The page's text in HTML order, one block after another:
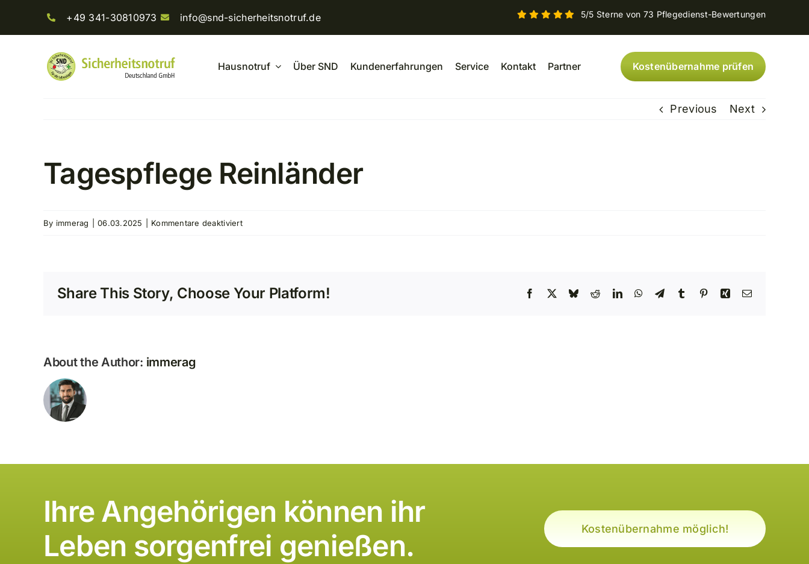
+49 341-30810973 info@snd-sicherheitsnotruf.de 5/5 Sterne von 73 Pflegedienst-Bewertungen
Hausnotruf Über SND Kundenerfahrungen Service Kontakt Partner Kostenübernahme prüfen
Previous Next
Tagespflege Reinländer
By immerag 06.03.2025 Kommentare deaktiviertfür
Share This Story, Choose Your Platform! Facebook
X BlueskyRedditLinkedInWhatsApp
TelegramTumblrPinterestXingEmail
About the Author: immerag
Ihre Angehörigen können ihr
Leben sorgenfrei genießen.
Kostenübernahme möglich!